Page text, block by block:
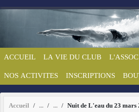
ACCUEIL LA VIE DU CLUB
NOS ACTIVITES INSCRIPTIONS
Accueil Nuit de L'eau du 23 mars